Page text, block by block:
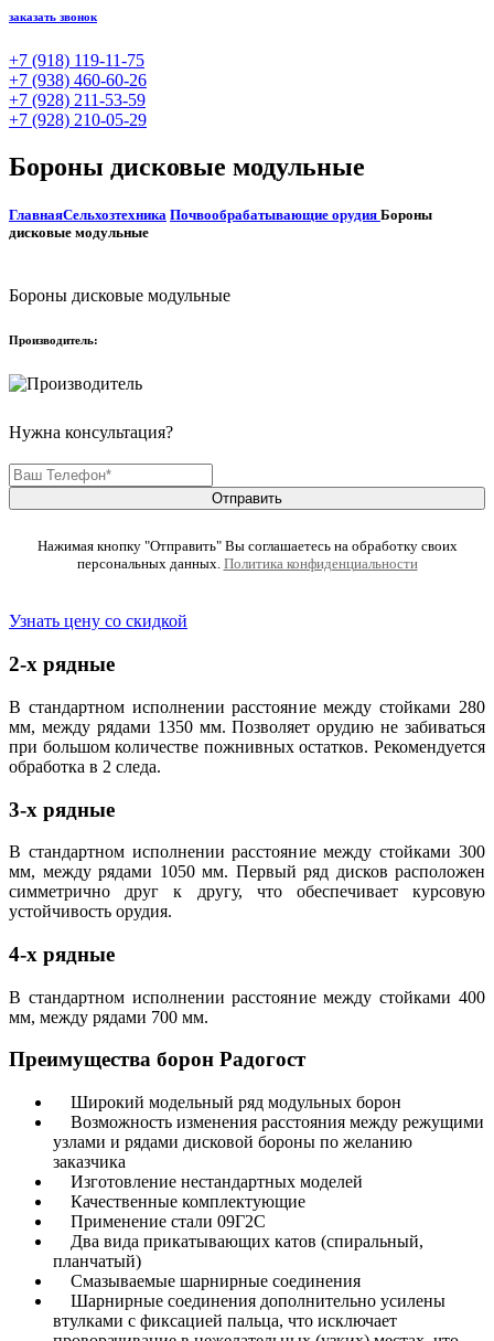
заказать звонок
+7 (918) 119-11-75
+7 (938) 460-60-26
+7 (928) 211-53-59
+7 (928) 210-05-29
Бороны дисковые модульные
ГлавнаяСельхозтехника Почвообрабатывающие орудия Бороны
дисковые модульные
Бороны дисковые модульные
Производитель:
Нужна консультация?
Отправить
Нажимая кнопку "Отправить" Вы соглашаетесь на обработку своих
персональных данных. Политика конфиденциальности
Узнать цену со скидкой
2-х рядные
В стандартном исполнении расстояние между стойками 280
мм, между рядами 1350 мм. Позволяет орудию не забиваться
при большом количестве пожнивных остатков. Рекомендуется
обработка в 2 следа.
3-х рядные
В стандартном исполнении расстояние между стойками 300
мм, между рядами 1050 мм. Первый ряд дисков расположен
симметрично друг к другу, что обеспечивает курсовую
устойчивость орудия.
4-х рядные
В стандартном исполнении расстояние между стойками 400
мм, между рядами 700 мм.
Преимущества борон Радогост
Широкий модельный ряд модульных борон
Возможность изменения расстояния между режущими
узлами и рядами дисковой бороны по желанию
заказчика
Изготовление нестандартных моделей
Качественные комплектующие
Применение стали 09Г2С
Два вида прикатывающих катов (спиральный,
планчатый)
Смазываемые шарнирные соединения
Шарнирные соединения дополнительно усилены
втулками с фиксацией пальца, что исключает